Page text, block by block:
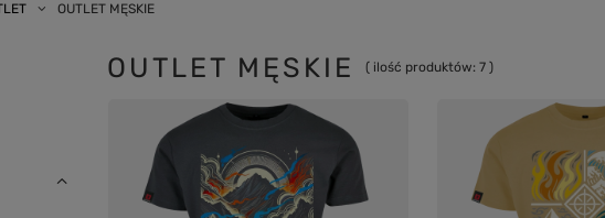
OUTLET MĘSKIE
OUTLET MĘSKIE ( ilość produktów: 7 )